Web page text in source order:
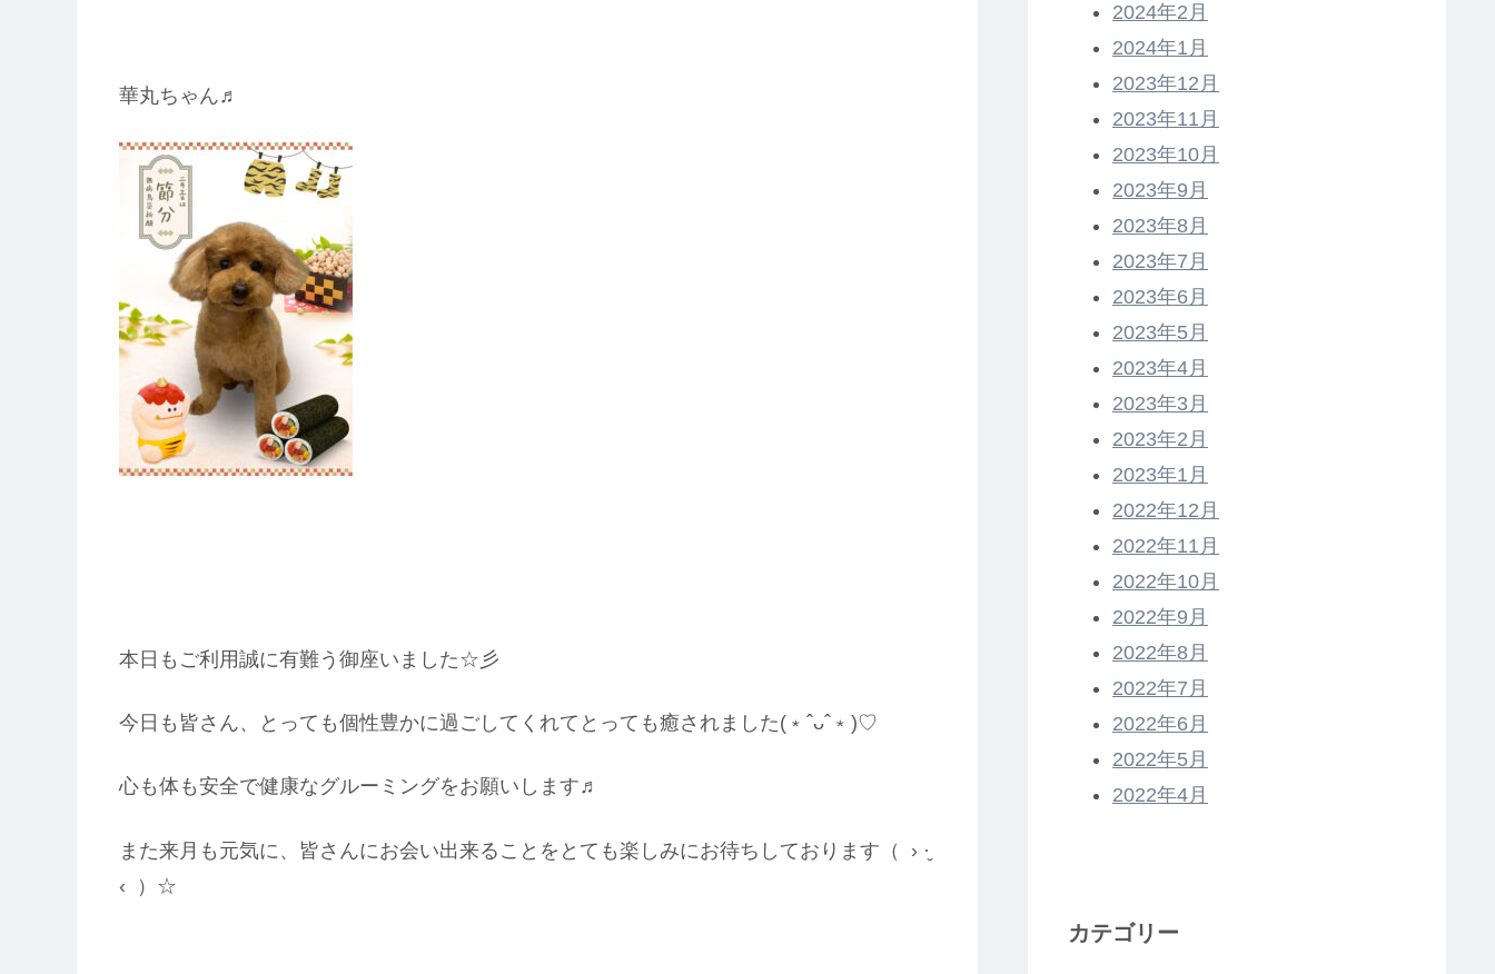
華丸ちゃん♬
本日もご利用誠に有難う御座いました☆彡
今日も皆さん、とっても個性豊かに過ごしてくれてとっても癒されました(﹡ˆᴗˆ﹡)♡
心も体も安全で健康なグルーミングをお願いします♬
また来月も元気に、皆さんにお会い出来ることをとても楽しみにお待ちしております（ › ·̮
‹ ）☆
2024年2月
2024年1月
2023年12月
2023年11月
2023年10月
2023年9月
2023年8月
2023年7月
2023年6月
2023年5月
2023年4月
2023年3月
2023年2月
2023年1月
2022年12月
2022年11月
2022年10月
2022年9月
2022年8月
2022年7月
2022年6月
2022年5月
2022年4月
カテゴリー